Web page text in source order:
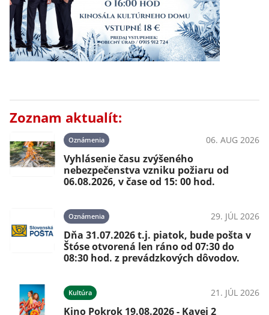
Zoznam aktualít:
Oznámenia 06. AUG 2026
Vyhlásenie času zvýšeného
nebezpečenstva vzniku požiaru od
06.08.2026, v čase od 15: 00 hod.
Oznámenia 29. JÚL 2026
Dňa 31.07.2026 t.j. piatok, bude pošta v
Štóse otvorená len ráno od 07:30 do
08:30 hod. z prevádzkových dôvodov.
Kultúra 21. JÚL 2026
Kino Pokrok 19.08.2026 - Kavej 2